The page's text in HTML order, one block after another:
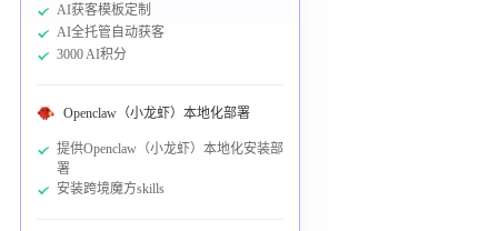
AI获客模板定制
AI全托管自动获客
3000 AI积分
Openclaw（小龙虾）本地化部署
提供Openclaw（小龙虾）本地化安装部
署
安装跨境魔方skills